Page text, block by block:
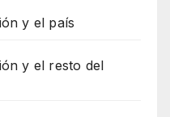
y el país
y el resto del